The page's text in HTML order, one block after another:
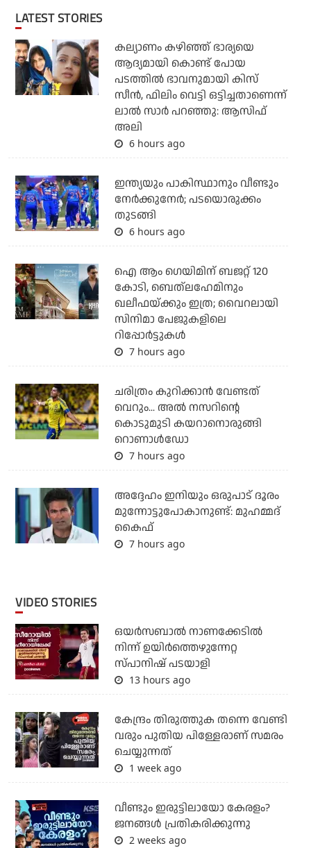
LATEST STORIES
കല്യാണം കഴിഞ്ഞ് ഭാര്യയെ
ആദ്യമായി കൊണ്ട് പോയ
പടത്തില്‍ ഭാവനുമായി കിസ്
സീന്‍, ഫിലിം വെട്ടി ഒട്ടിച്ചതാണെന്ന്
ലാല്‍ സാര്‍ പറഞ്ഞു: ആസിഫ്
അലി
6 hours ago
ഇന്ത്യയും പാകിസ്ഥാനും വീണ്ടും
നേര്‍ക്കുനേര്‍; പടയൊരുക്കം
തുടങ്ങി
6 hours ago
ഐ ആം ഗെയിമിന് ബജറ്റ് 120
കോടി, ബെത്‌ലഹേമിനും
ഖലീഫയ്ക്കും ഇത്ര; വൈറലായി
സിനിമാ പേജുകളിലെ
റിപ്പോര്‍ട്ടുകള്‍
7 hours ago
ചരിത്രം കുറിക്കാന്‍ വേണ്ടത്
വെറും... അല്‍ നസറിന്റെ
കൊടുമുടി കയറാനൊരുങ്ങി
റൊണാള്‍ഡോ
7 hours ago
അദ്ദേഹം ഇനിയും ഒരുപാട് ദൂരം
മുന്നോട്ടുപോകാനുണ്ട്: മുഹമ്മദ്
കൈഫ്
7 hours ago
VIDEO STORIES
ഒയര്‍സബാൽ നാണക്കേടിൽ
നിന്ന് ഉയിർത്തെഴുന്നേറ്റ
സ്പാനിഷ് പടയാളി
13 hours ago
കേന്ദ്രം തിരുത്തുക തന്നെ വേണ്ടി
വരും പുതിയ പിള്ളേരാണ് സമരം
ചെയ്യുന്നത്
1 week ago
വീണ്ടും ഇരുട്ടിലായോ കേരളം?
ജനങ്ങൾ പ്രതികരിക്കുന്നു
2 weeks ago